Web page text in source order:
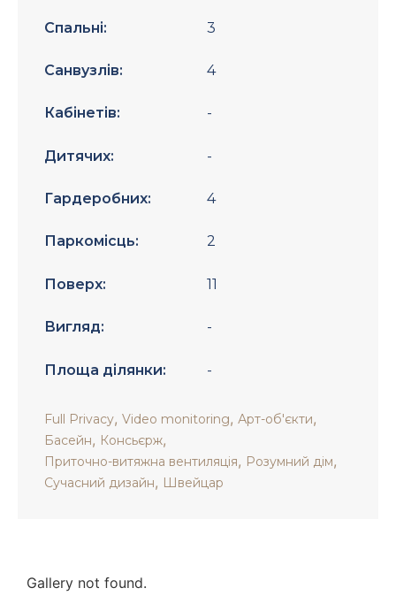
Спальні: 3
Санвузлів: 4
Кабінетів: -
Дитячих: -
Гардеробних: 4
Паркомісць: 2
Поверх: 11
Вигляд: -
Площа ділянки: -
Full Privacy, Video monitoring, Арт-об'єкти,
Басейн, Консьєрж,
Приточно-витяжна вентиляція, Розумний дім,
Сучасний дизайн, Швейцар
Gallery not found.